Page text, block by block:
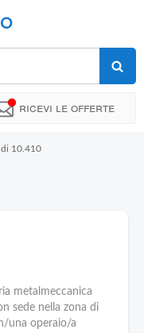
Ricevi le offerte
di 10.410
metalmeccanica
sede nella zona di
una operaio/a